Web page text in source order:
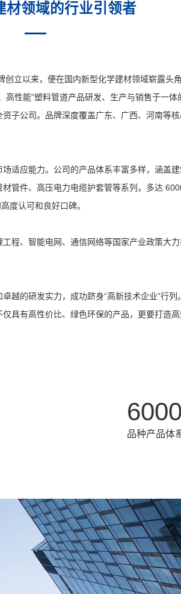
材领域的行业引领者
立以来，便在国内新型化学建材领域崭露
性能”塑料管道产品研发、生产与销售于一
子公司。品牌深度覆盖广东、广西、河南等
适应能力。公司的产品体系丰富多样，涵盖
管件、高压电力电缆护套管等系列，多达
度认可和良好口碑。
程、智能电网、通信网络等国家产业政策大
越的研发实力，成功跻身“高新技术企业”行
有高性价比、绿色环保的产品，更要打造
品种产品体